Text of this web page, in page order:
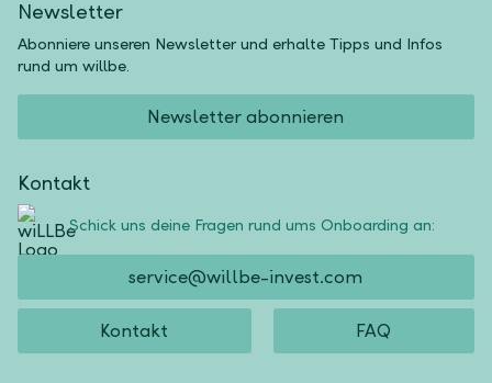
Newsletter
Abonniere unseren Newsletter und erhalte Tipps und Infos
rund um willbe.
Newsletter abonnieren
Kontakt
Schick uns deine Fragen rund ums Onboarding an:
service@willbe-invest.com
Kontakt FAQ